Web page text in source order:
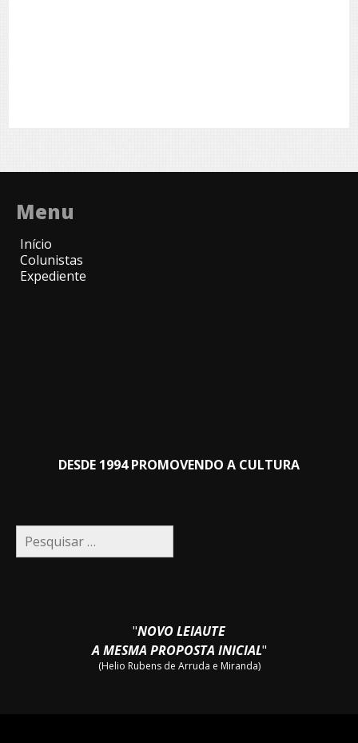
Menu
Início
Colunistas
Expediente
DESDE 1994 PROMOVENDO A CULTURA
Pesquisar
por:
"NOVO LEIAUTE
A MESMA PROPOSTA INICIAL"
(Helio Rubens de Arruda e Miranda)